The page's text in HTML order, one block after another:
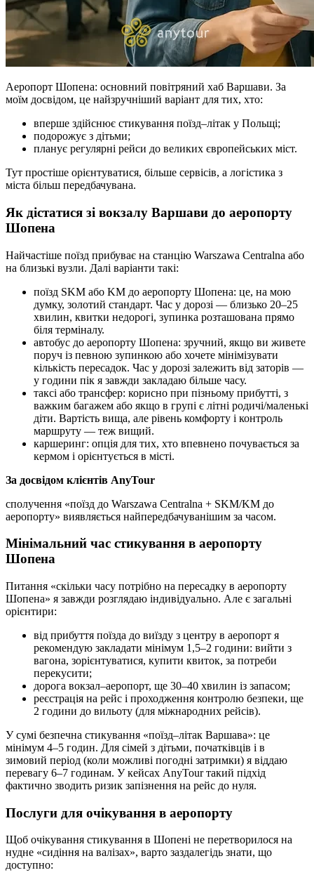
Аеропорт Шопена: основний повітряний хаб Варшави. За
моїм досвідом, це найзручніший варіант для тих, хто:
вперше здійснює стикування поїзд–літак у Польщі;
подорожує з дітьми;
планує регулярні рейси до великих європейських міст.
Тут простіше орієнтуватися, більше сервісів, а логістика з
міста більш передбачувана.
Як дістатися зі вокзалу Варшави до аеропорту
Шопена
Найчастіше поїзд прибуває на станцію Warszawa Centralna або
на близькі вузли. Далі варіанти такі:
поїзд SKM або KM до аеропорту Шопена: це, на мою
думку, золотий стандарт. Час у дорозі — близько 20–25
хвилин, квитки недорогі, зупинка розташована прямо
біля терміналу.
автобус до аеропорту Шопена: зручний, якщо ви живете
поруч із певною зупинкою або хочете мінімізувати
кількість пересадок. Час у дорозі залежить від заторів —
у години пік я завжди закладаю більше часу.
таксі або трансфер: корисно при пізньому прибутті, з
важким багажем або якщо в групі є літні родичі/маленькі
діти. Вартість вища, але рівень комфорту і контроль
маршруту — теж вищий.
каршеринг: опція для тих, хто впевнено почувається за
кермом і орієнтується в місті.
За досвідом клієнтів AnyTour
сполучення «поїзд до Warszawa Centralna + SKM/KM до
аеропорту» виявляється найпередбачуванішим за часом.
Мінімальний час стикування в аеропорту
Шопена
Питання «скільки часу потрібно на пересадку в аеропорту
Шопена» я завжди розглядаю індивідуально. Але є загальні
орієнтири:
від прибуття поїзда до виїзду з центру в аеропорт я
рекомендую закладати мінімум 1,5–2 години: вийти з
вагона, зорієнтуватися, купити квиток, за потреби
перекусити;
дорога вокзал–аеропорт, ще 30–40 хвилин із запасом;
реєстрація на рейс і проходження контролю безпеки, ще
2 години до вильоту (для міжнародних рейсів).
У сумі безпечна стикування «поїзд–літак Варшава»: це
мінімум 4–5 годин. Для сімей з дітьми, початківців і в
зимовий період (коли можливі погодні затримки) я віддаю
перевагу 6–7 годинам. У кейсах AnyTour такий підхід
фактично зводить ризик запізнення на рейс до нуля.
Послуги для очікування в аеропорту
Щоб очікування стикування в Шопені не перетворилося на
нудне «сидіння на валізах», варто заздалегідь знати, що
доступно: